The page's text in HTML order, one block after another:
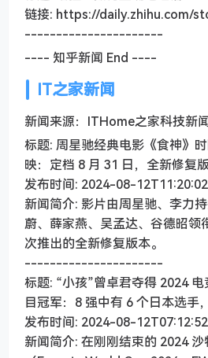
链接: https://daily.zhihu.com/
----------------------
---- 知乎新闻 End ----
IT之家新闻
新闻来源：ITHome之家科技新
标题: 周星驰经典电影《食神》
映：定档 8 月 31 日，全新修复
发布时间: 2024-08-
新闻简介: 影片由周星驰、李力
蔚、薛家燕、吴孟达、谷德昭领
次推出的全新修复版本。
----------------------
标题: “小孩”曾卓君夺得 2024
目冠军：8 强中有 6 个日本选手
发布时间: 2024-08-
新闻简介: 在刚刚结束的 2024